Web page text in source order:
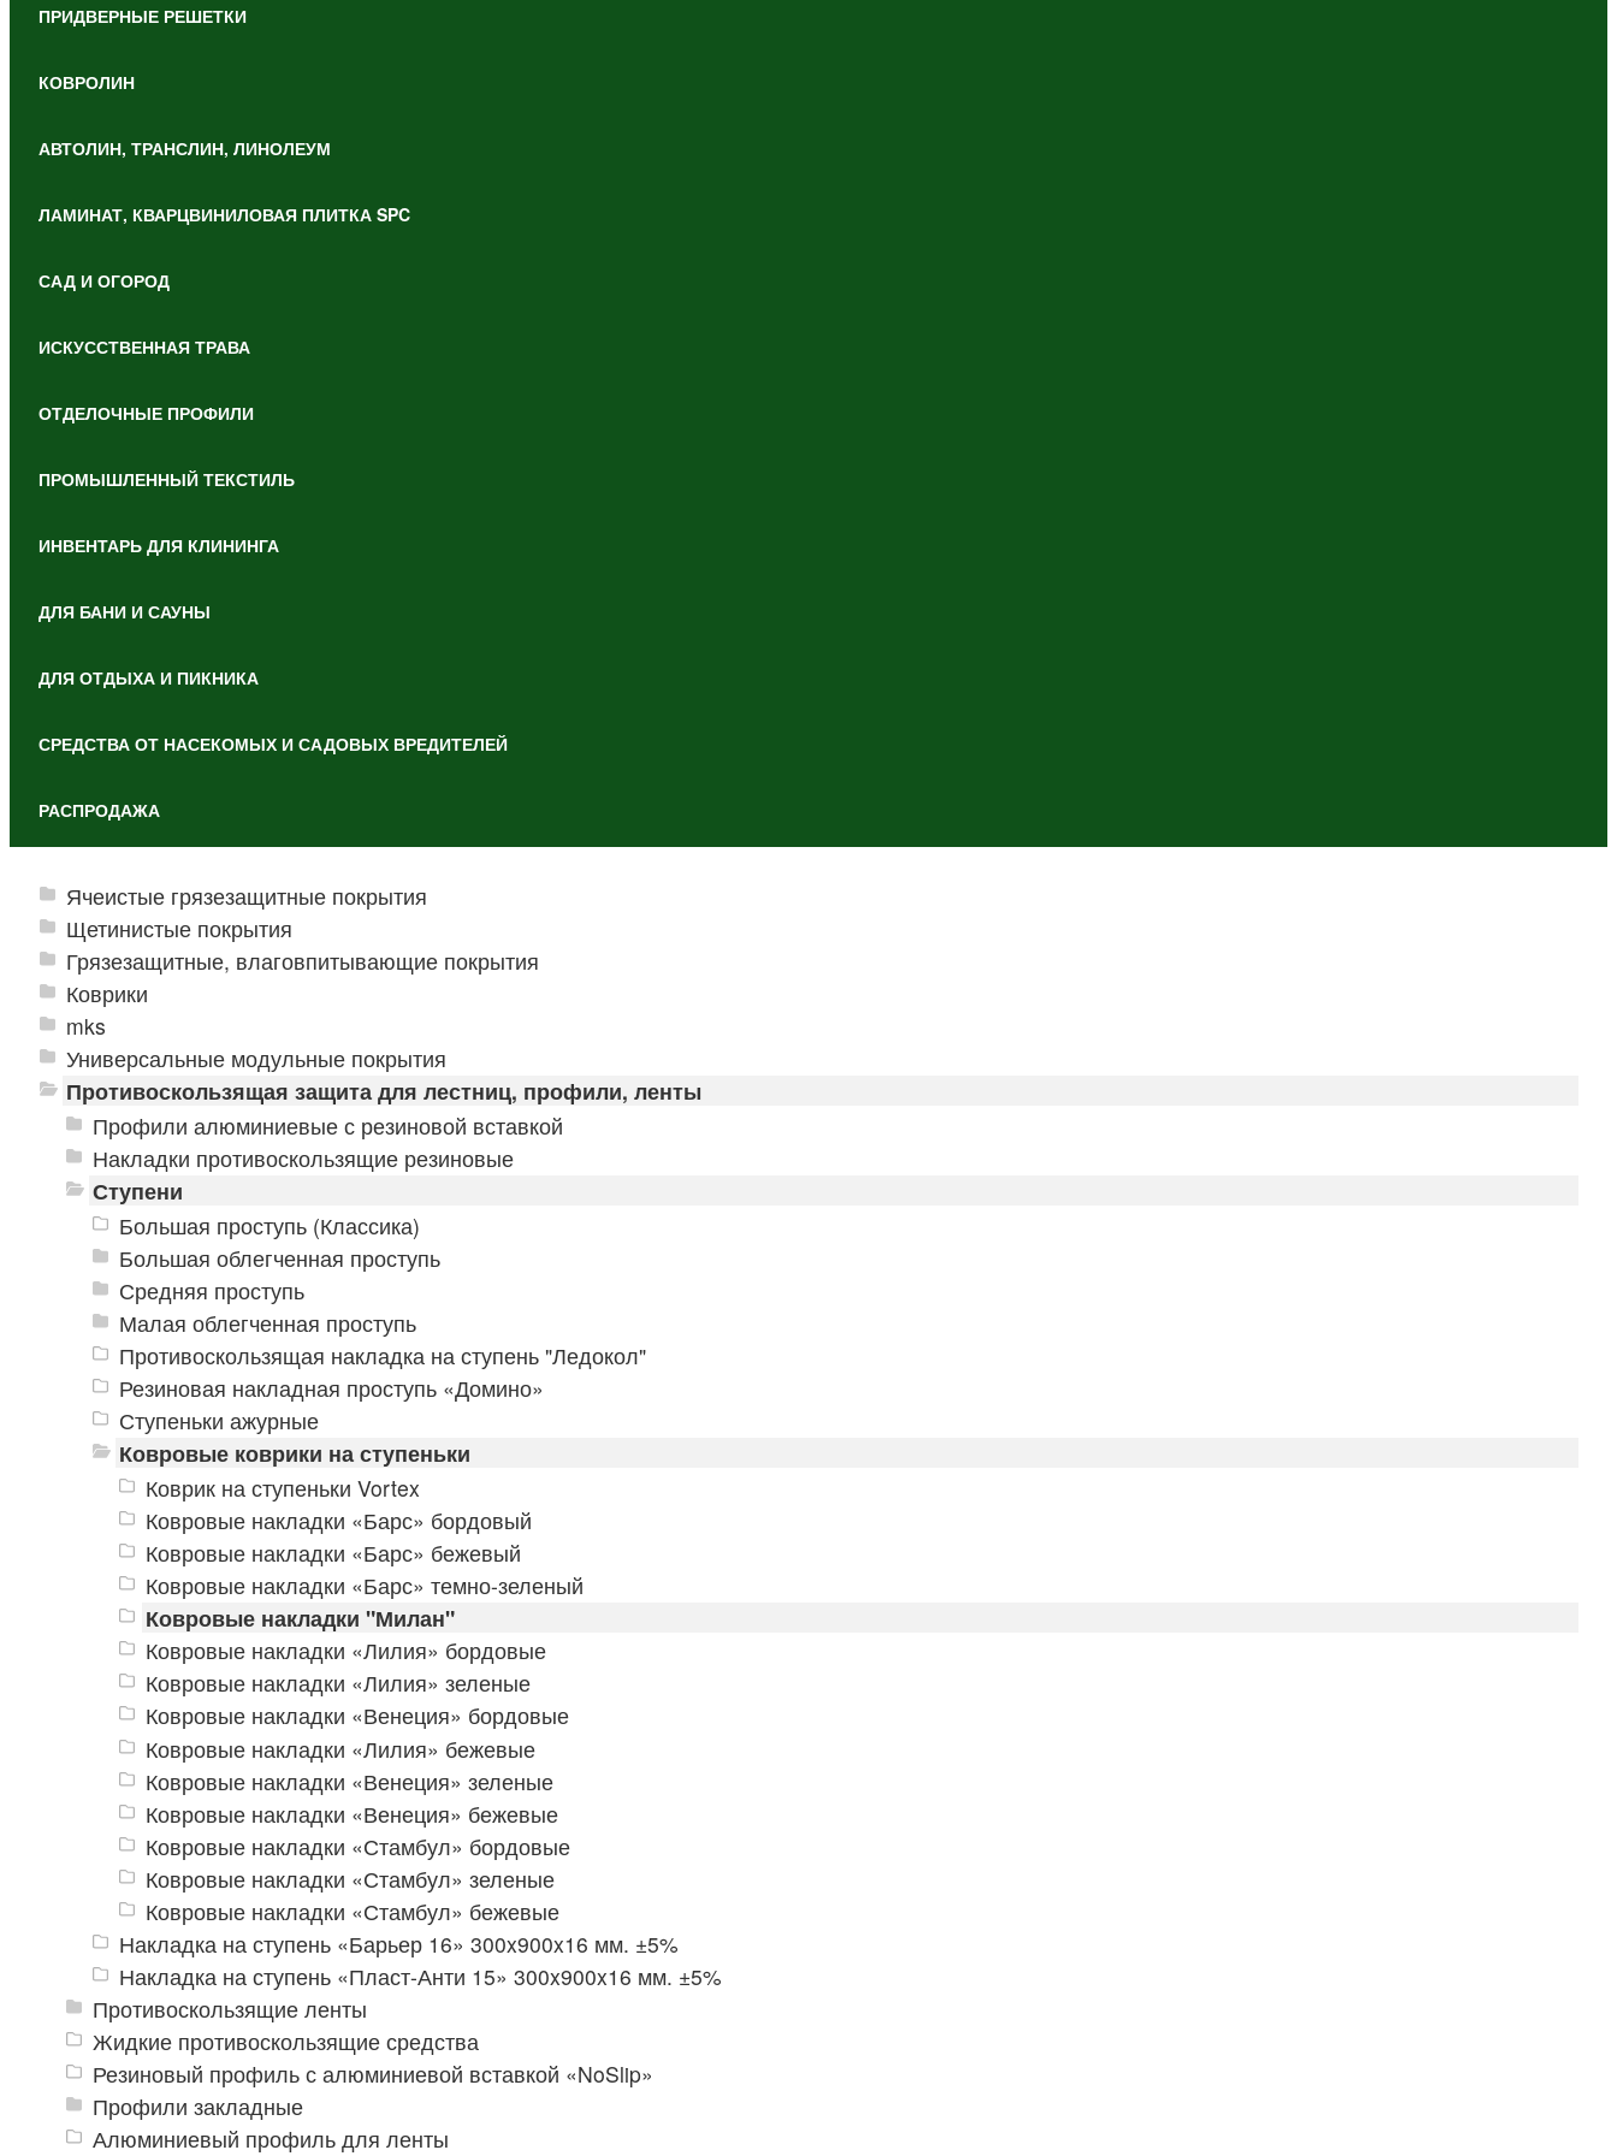
ПРИДВЕРНЫЕ РЕШЕТКИ
КОВРОЛИН
АВТОЛИН, ТРАНСЛИН, ЛИНОЛЕУМ
ЛАМИНАТ, КВАРЦВИНИЛОВАЯ ПЛИТКА SPC
САД И ОГОРОД
ИСКУССТВЕННАЯ ТРАВА
ОТДЕЛОЧНЫЕ ПРОФИЛИ
ПРОМЫШЛЕННЫЙ ТЕКСТИЛЬ
ИНВЕНТАРЬ ДЛЯ КЛИНИНГА
ДЛЯ БАНИ И САУНЫ
ДЛЯ ОТДЫХА И ПИКНИКА
СРЕДСТВА ОТ НАСЕКОМЫХ И САДОВЫХ ВРЕДИТЕЛЕЙ
РАСПРОДАЖА
Ячеистые грязезащитные покрытия
Щетинистые покрытия
Грязезащитные, влаговпитывающие покрытия
Коврики
mks
Универсальные модульные покрытия
Противоскользящая защита для лестниц, профили, ленты
Профили алюминиевые с резиновой вставкой
Накладки противоскользящие резиновые
Ступени
Большая проступь (Классика)
Большая облегченная проступь
Средняя проступь
Малая облегченная проступь
Противоскользящая накладка на ступень "Ледокол"
Резиновая накладная проступь «Домино»
Ступеньки ажурные
Ковровые коврики на ступеньки
Коврик на ступеньки Vortex
Ковровые накладки «Барс» бордовый
Ковровые накладки «Барс» бежевый
Ковровые накладки «Барс» темно-зеленый
Ковровые накладки "Милан"
Ковровые накладки «Лилия» бордовые
Ковровые накладки «Лилия» зеленые
Ковровые накладки «Венеция» бордовые
Ковровые накладки «Лилия» бежевые
Ковровые накладки «Венеция» зеленые
Ковровые накладки «Венеция» бежевые
Ковровые накладки «Стамбул» бордовые
Ковровые накладки «Стамбул» зеленые
Ковровые накладки «Стамбул» бежевые
Накладка на ступень «Барьер 16» 300x900x16 мм. ±5%
Накладка на ступень «Пласт-Анти 15» 300x900x16 мм. ±5%
Противоскользящие ленты
Жидкие противоскользящие средства
Резиновый профиль с алюминиевой вставкой «NoSlip»
Профили закладные
Алюминиевый профиль для ленты